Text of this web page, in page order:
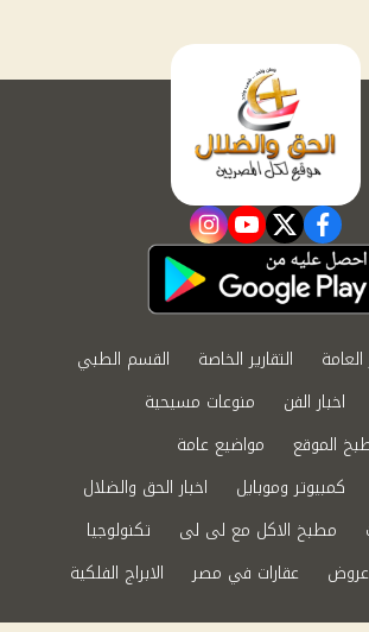
facebook
twitter
youtube
instagram
العامة التقارير الخاصة
القسم الطبي
اخبار الفن
منوعات مسيحية
الموقع
مواضيع عامة
كمبيوتر وموبايل
اخبار الحق والضلال
مطبخ الاكل مع لى لى
تكنولوجيا
عقارات في مصر
الابراج الفلكية